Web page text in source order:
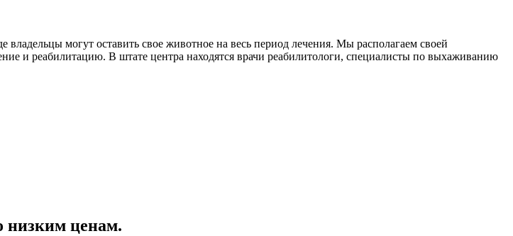
могут оставить свое животное на весь период лечения. Мы располагаем своей
и реабилитацию. В штате центра находятся врачи реабилитологи, специалисты по выхаживанию
низким ценам.